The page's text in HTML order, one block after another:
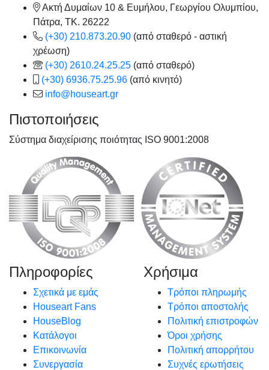
Ακτή Δυμαίων 10 & Ευμήλου, Γεωργίου Ολυμπίου,
Πάτρα, TK. 26222
(+30) 210.873.20.90 (από σταθερό - αστική
χρέωση)
(+30) 2610.24.25.25 (από σταθερό)
(+30) 6936.75.25.96 (από κινητό)
info@houseart.gr
Πιστοποιήσεις
Σύστημα διαχείρισης ποιότητας ISO 9001:2008
Πληροφορίες
Σχετικά με εμάς
Houseart Fans
HouseBlog
Κατάλογοι
Επικοινωνία
Συνεργασία
Χρήσιμα
Τρόποι πληρωμής
Τρόποι αποστολής
Πολιτική επιστροφών
Όροι χρήσης
Πολιτική απορρήτου
Συχνές ερωτήσεις